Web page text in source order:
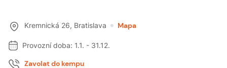
Kremnická 26, Bratislava Mapa
Provozní doba: 1.1. - 31.12.
Zavolat do kempu